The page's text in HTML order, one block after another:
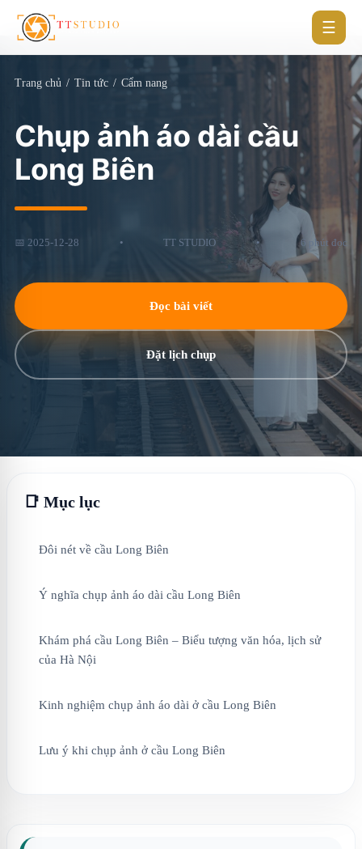
☰
Trang chủ / Tin tức / Cẩm nang
Chụp ảnh áo dài cầu
Long Biên
📅 2025-12-28 • TT STUDIO • 6 phút đọc
Đọc bài viết
Đặt lịch chụp
📑 Mục lục
Đôi nét về cầu Long Biên
Ý nghĩa chụp ảnh áo dài cầu Long Biên
Khám phá cầu Long Biên – Biểu tượng văn hóa, lịch sử
của Hà Nội
Kinh nghiệm chụp ảnh áo dài ở cầu Long Biên
Lưu ý khi chụp ảnh ở cầu Long Biên